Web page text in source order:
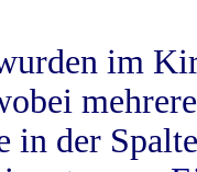
im
in der